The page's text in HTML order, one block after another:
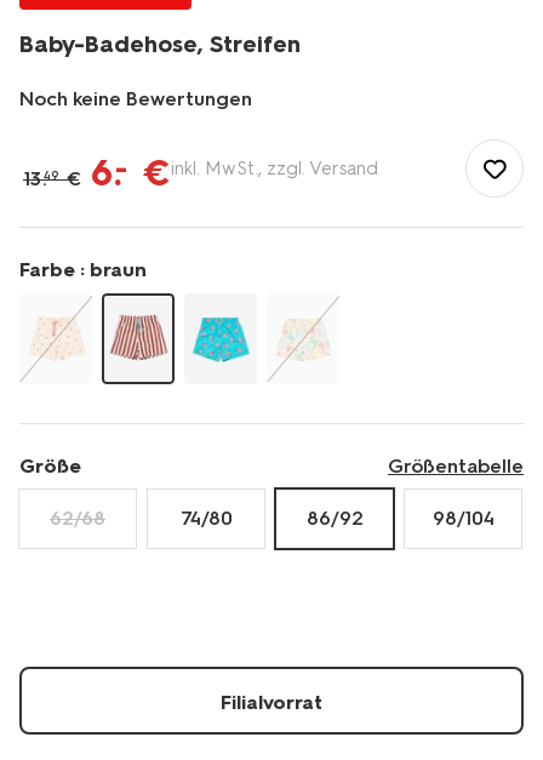
Baby-Badehose, Streifen
Noch keine Bewertungen
de/baby/babykleidung/baby-
bademode/baby-
streifen-
33200713.html
13.49 € 6.– €inkl. MwSt., zzgl. Versand
Farbe : braun
Größe Größentabelle
62/68 74/80 86/92 98/104
Filialvorrat